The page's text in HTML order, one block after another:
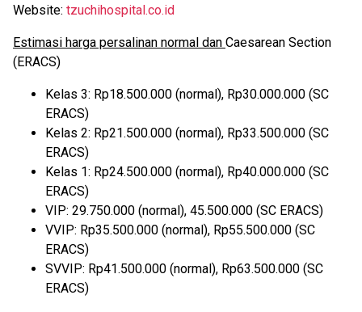
Website: tzuchihospital.co.id
Estimasi harga persalinan normal dan Caesarean Section
(ERACS)
Kelas 3: Rp18.500.000 (normal), Rp30.000.000 (SC
ERACS)
Kelas 2: Rp21.500.000 (normal), Rp33.500.000 (SC
ERACS)
Kelas 1: Rp24.500.000 (normal), Rp40.000.000 (SC
ERACS)
VIP: 29.750.000 (normal), 45.500.000 (SC ERACS)
VVIP: Rp35.500.000 (normal), Rp55.500.000 (SC
ERACS)
SVVIP: Rp41.500.000 (normal), Rp63.500.000 (SC
ERACS)